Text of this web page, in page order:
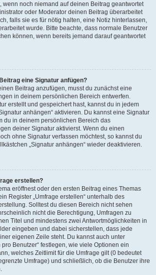
wenn noch niemand auf deinen Beitrag geantwortet
oder Moderator deinen Beitrag überarbeitet
falls sie es für nötig halten, eine Notiz hinterlassen,
wurde. Bitte beachte, dass normale Benutzer
können, wenn bereits jemand darauf geantwortet
eine Signatur anfügen?
Beitrag anzufügen, musst du zunächst eine
in deinem persönlichen Bereich entwerfen.
erstellt und gespeichert hast, kannst du in jedem
anhängen“ aktivieren. Du kannst eine Signatur
du in deinem persönlichen Bereich das
deiner Signatur aktivierst. Wenn du einen
ohne Signatur verfassen möchtest, so kannst du
„Signatur anhängen“ wieder deaktivieren.
erstellen?
eröffnest oder den ersten Beitrag eines Themas
Register „Umfrage erstellen“ unterhalb des
Solltest du diesen Bereich nicht sehen
nicht die Berechtigung, Umfragen zu
Titel und mindestens zwei Antwortmöglichkeiten in
eingeben und dabei sicherstellen, dass jede
eigenen Zeile steht. Du kannst auch unter
Benutzer“ festlegen, wie viele Optionen ein
welches Zeitlimit für die Umfrage gilt (0 bedeutet
Umfrage) und schließlich, ob die Benutzer ihre